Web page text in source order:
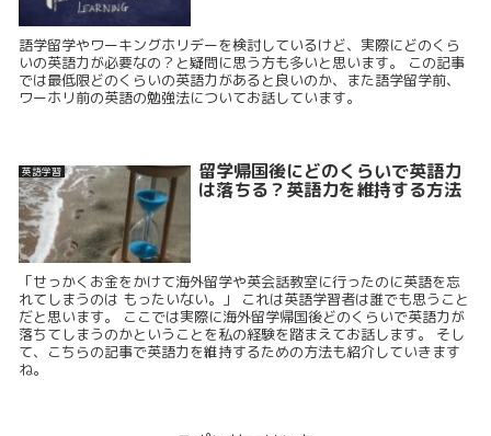
語学留学やワーキングホリデーを検討しているけど、実際にどのくら
いの英語力が必要なの？と疑問に思う方も多いと思います。 この記事
では最低限どのくらいの英語力があると良いのか、また語学留学前、
ワーホリ前の英語の勉強法についてお話しています。
英語学習 留学帰国後にどのくらいで英語力
は落ちる？英語力を維持する方法
「せっかくお金をかけて海外留学や英会話教室に行ったのに英語を忘
れてしまうのは もったいない。」 これは英語学習者は誰でも思うこと
だと思います。 ここでは実際に海外留学帰国後どのくらいで英語力が
落ちてしまうのかということを私の経験を踏まえてお話します。 そし
て、こちらの記事で英語力を維持するための方法も紹介していきます
ね。